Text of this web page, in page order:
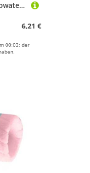
Woedpez Frogs Baits Topwater Köder mit Haken, 8,5 cm, 12,7 g, Frösche, Crankbait-Köder, Schwimmköder für Salzwasserangeln, realistische Schwarzfisch-Angelköder
6,21 €
00:03; der